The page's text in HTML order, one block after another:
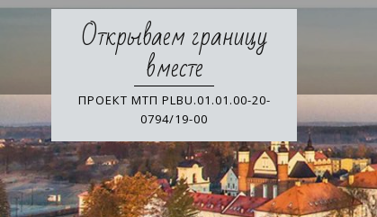
Skip
Открываем границу
вместе
ПРОЕКТ МТП PLBU.01.01.00-20-
0794/19-00